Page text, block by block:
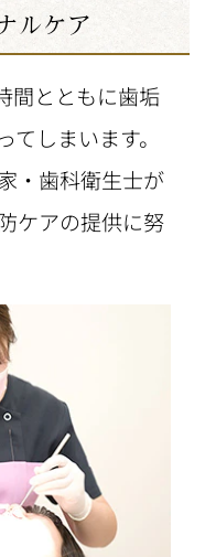
ルケア
間とともに歯垢
てしまいます。
・歯科衛生士が
ケアの提供に努